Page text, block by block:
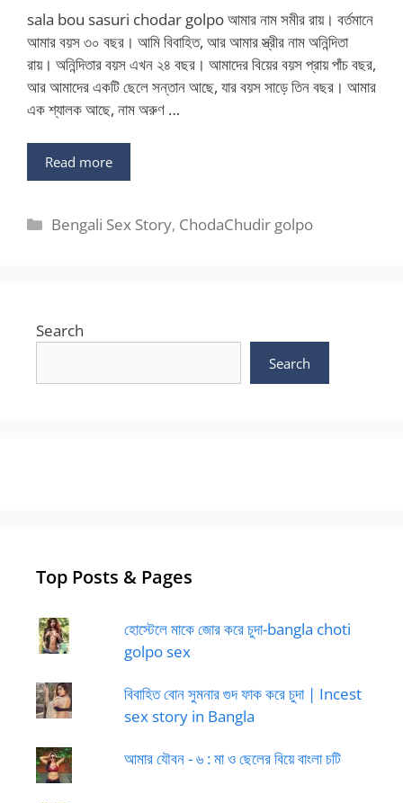
sala bou sasuri chodar golpo আমার নাম সমীর রায়। বর্তমানে
আমার বয়স ৩০ বছর। আমি বিবাহিত, আর আমার স্ত্রীর নাম অনিন্দিতা
রায়। অনিন্দিতার বয়স এখন ২৪ বছর। আমাদের বিয়ের বয়স প্রায় পাঁচ বছর,
আর আমাদের একটি ছেলে সন্তান আছে, যার বয়স সাড়ে তিন বছর। আমার
এক শ্যালক আছে, নাম অরুণ …
Read more
Categories
Bengali Sex Story, ChodaChudir golpo
Search
Search
Top Posts & Pages
হোস্টেলে মাকে জোর করে চুদা-bangla choti
golpo sex
বিবাহিত বোন সুমনার গুদ ফাক করে চুদা | Incest
sex story in Bangla
আমার যৌবন - ৬ : মা ও ছেলের বিয়ে বাংলা চটি